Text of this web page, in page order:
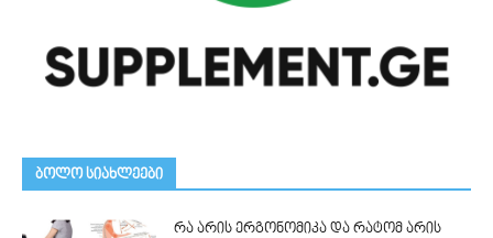
ᲑᲝᲚᲝ ᲡᲘᲐᲮᲚᲔᲔᲑᲘ
რა არის ერგონომიკა და რატომ არის